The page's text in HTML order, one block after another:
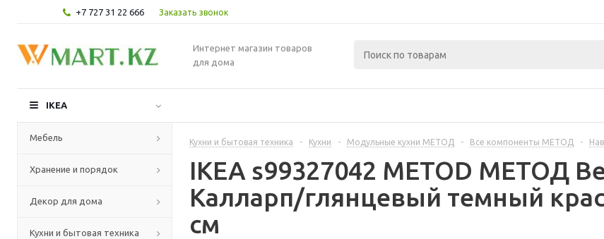
+7 727 31 22 666 Заказать звонок
Интернет магазин товаров
для дома
IKEA
Мебель
Хранение и порядок
Декор для дома
Кухни и бытовая техника
Кухни и бытовая техника - Кухни - Модульные кухни МЕТОД - Все компоненты МЕТОД -
IKEA s99327042 METOD МЕТОД
Калларп/глянцевый темный
см